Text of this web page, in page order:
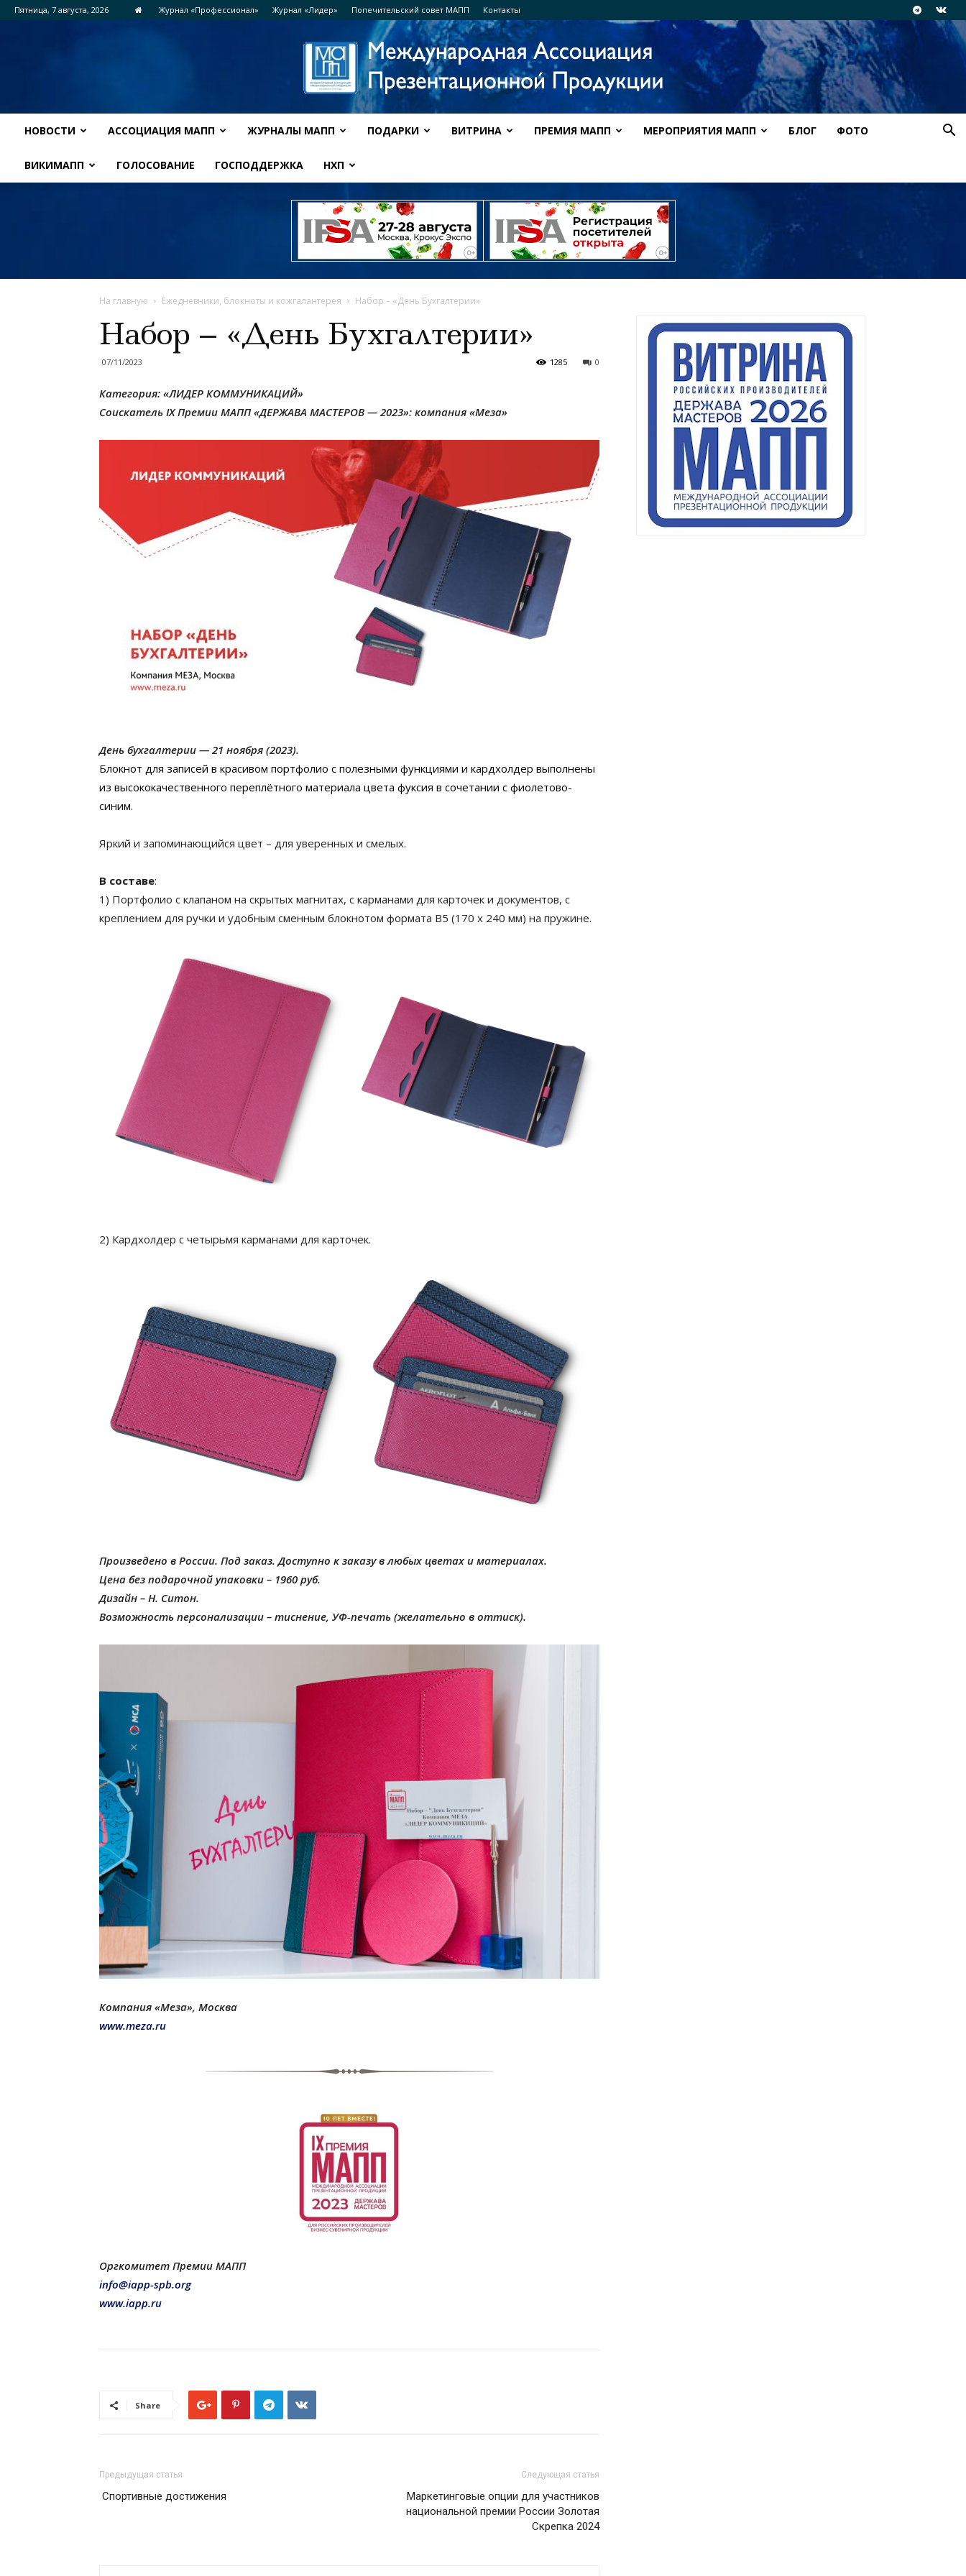
Пятница, 7 августа, 2026 Журнал «Профессионал» Журнал «Лидер» Попечительский совет МАПП Контакты
НОВОСТИ АССОЦИАЦИЯ МАПП ЖУРНАЛЫ МАПП ПОДАРКИ ВИТРИНА ПРЕМИЯ МАПП МЕРОПРИЯТИЯ МАПП БЛОГ ФОТО
ВИКИМАПП ГОЛОСОВАНИЕ ГОСПОДДЕРЖКА НХП
На главную Ежедневники, блокноты и кожгалантерея Набор – «День Бухгалтерии»
Набор – «День Бухгалтерии»
07/11/2023 0
1285
Категория: «ЛИДЕР КОММУНИКАЦИЙ»
Соискатель IX Премии МАПП «ДЕРЖАВА МАСТЕРОВ — 2023»: компания «Меза»
День бухгалтерии — 21 ноября (2023).
Блокнот для записей в красивом портфолио с полезными функциями и кардхолдер выполнены
из высококачественного переплётного материала цвета фуксия в сочетании с фиолетово-
синим.
Яркий и запоминающийся цвет – для уверенных и смелых.
В составе:
1) Портфолио с клапаном на скрытых магнитах, с карманами для карточек и документов, с
креплением для ручки и удобным сменным блокнотом формата В5 (170 х 240 мм) на пружине.
2) Кардхолдер с четырьмя карманами для карточек.
Произведено в России. Под заказ. Доступно к заказу в любых цветах и материалах.
Цена без подарочной упаковки – 1960 руб.
Дизайн – Н. Ситон.
Возможность персонализации – тиснение, УФ-печать (желательно в оттиск).
Компания «Меза», Москва
www.meza.ru
Оргкомитет Премии МАПП
info@iapp-spb.org
www.iapp.ru
Share
Предыдущая статья
Спортивные достижения
Следующая статья
Маркетинговые опции для участников
национальной премии России Золотая
Скрепка 2024